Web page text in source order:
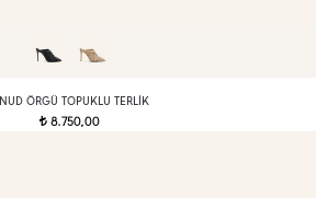
NUD ÖRGÜ TOPUKLU TERLIK
t8.750,00